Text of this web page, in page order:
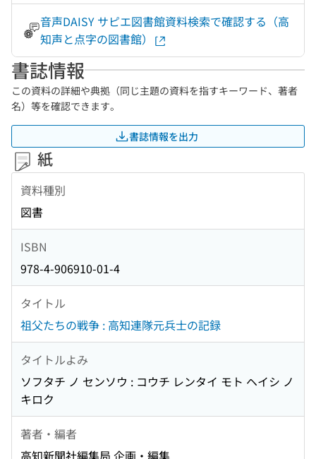
音声DAISY サピエ図書館資料検索で確認する（高
知声と点字の図書館）
書誌情報
この資料の詳細や典拠（同じ主題の資料を指すキーワード、著者
名）等を確認できます。
書誌情報を出力
紙
資料種別
図書
ISBN
978-4-906910-01-4
タイトル
祖父たちの戦争 : 高知連隊元兵士の記録
タイトルよみ
ソフタチ ノ センソウ : コウチ レンタイ モト ヘイシ ノ
キロク
著者・編者
高知新聞社編集局 企画・編集